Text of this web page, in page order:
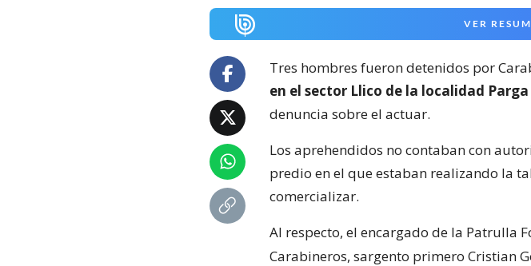
VER
Tres hombres fueron detenidos por
en el sector Llico de la localidad Parga
denuncia sobre el actuar.
Los aprehendidos no contaban con
predio en el que estaban realizando la
comercializar.
Al respecto, el encargado de la Patrulla
Carabineros, sargento primero Cristian